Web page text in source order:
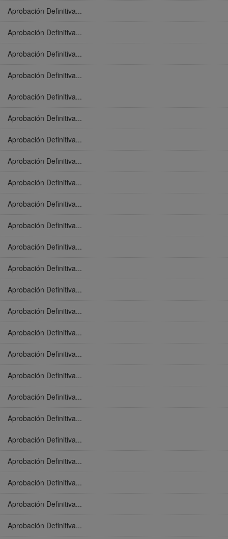
Aprobación Definitiva...
Aprobación Definitiva...
Aprobación Definitiva...
Aprobación Definitiva...
Aprobación Definitiva...
Aprobación Definitiva...
Aprobación Definitiva...
Aprobación Definitiva...
Aprobación Definitiva...
Aprobación Definitiva...
Aprobación Definitiva...
Aprobación Definitiva...
Aprobación Definitiva...
Aprobación Definitiva...
Aprobación Definitiva...
Aprobación Definitiva...
Aprobación Definitiva...
Aprobación Definitiva...
Aprobación Definitiva...
Aprobación Definitiva...
Aprobación Definitiva...
Aprobación Definitiva...
Aprobación Definitiva...
Aprobación Definitiva...
Aprobación Definitiva...